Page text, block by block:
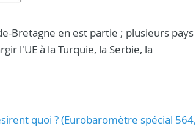
Bretagne en est partie ; plusieurs pays
l'UE à la Turquie, la Serbie, la
quoi ? (Eurobaromètre spécial 564,